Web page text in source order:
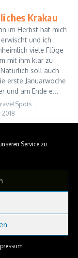
Service zu
Krakau
im Herbst hat mich
und ich
viele Flüge
mit ihm klar zu
soll auch
erste Januarwoche
und am Ende e...
2018